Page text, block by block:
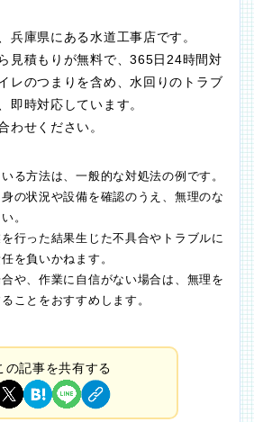
兵庫県にある水道工事店です。
見積もりが無料で、365日24時間対
レのつまりを含め、水回りのトラブ
即時対応しています。
わせください。
る方法は、一般的な対処法の例です。
の状況や設備を確認のうえ、無理のな
。
行った結果生じた不具合やトラブルに
を負いかねます。
や、作業に自信がない場合は、無理を
ことをおすすめします。
の記事を共有する